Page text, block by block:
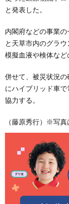
と発表した。
内閣府などの事業
と天草市内のグラ
模擬血液や検体など
併せて、被災状況
にハイブリッド車
協力する。
（藤原秀行）※写